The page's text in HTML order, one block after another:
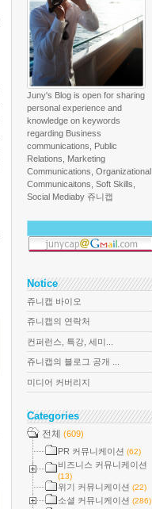
Juny's Blog is open for sharing
personal experience and
knowledge on keywords
regarding Business
communications, Public
Relations, Marketing
Communications, Organizational
Communicaitons, Soft Skills,
Social Mediaby 쥬니캡
Notice
쥬니캡 바이오
쥬니캡의 연락처
컨퍼런스, 특강, 세미...
쥬니캡의 블로그 공개 ...
미디어 커버리지
Categories
전체 (609)
PR 커뮤니케이션 (62)
비즈니스 커뮤니케이션
(13)
위기 커뮤니케이션 (22)
소셜 커뮤니케이션 (286)